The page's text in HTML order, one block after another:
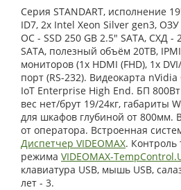
Серия STANDART, исполнение
ID7, 2x Intel Xeon Silver gen3,
OС - SSD 250 GB 2.5" SATA, СХД -
SATA, полезный объём 20TB,
мониторов (1x HDMI (FHD), 1x
порт (RS-232). Видеокарта
IoT Enterprise High End. БП
вес нет/брут 19/24кг, габариты
для шкафов глубиной от 800мм.
от оператора. Встроенная
Диспетчер VIDEOMAX. Контроль
режима VIDEOMAX-
клавиатура USB, мышь USB,
лет - 3.